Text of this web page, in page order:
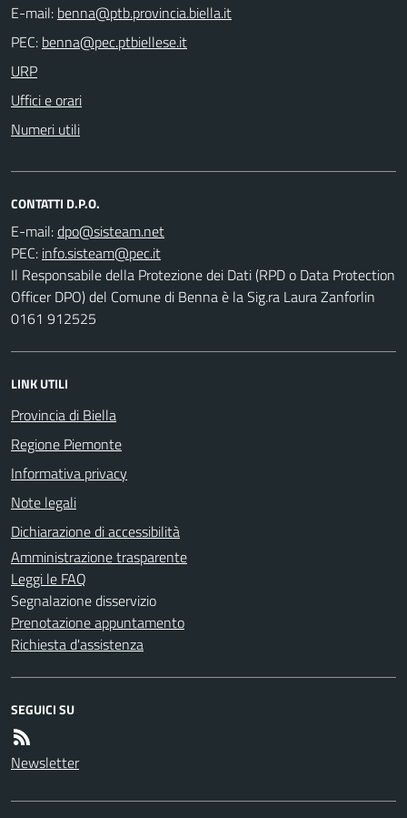
E-mail:
PEC:
URP
Uffici e orari
Numeri utili
CONTATTI D.P.O.
E-mail:
PEC:
Il Responsabile della Protezione dei Dati (RPD o Data Protection
Officer DPO) del Comune di Benna è la Sig.ra Laura Zanforlin
0161 912525
LINK UTILI
Provincia di Biella
Regione Piemonte
Informativa privacy
Note legali
Dichiarazione di accessibilità
Amministrazione trasparente
Leggi le FAQ
Segnalazione disservizio
Prenotazione appuntamento
Richiesta d'assistenza
SEGUICI SU
Newsletter